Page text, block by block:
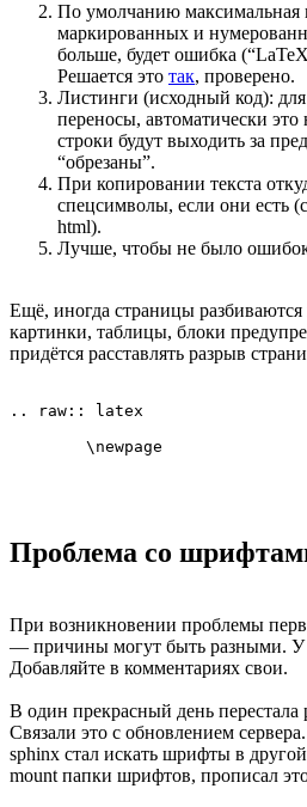
По умолчанию максимальная
маркированных и
больше, будет ошибка
Решается это так, проверено.
Листинги (исходный код):
переносы, автоматически
строки будут выходить за
“обрезаны”.
При копировании текста
спецсимволы, если они есть
html).
Лучше, чтобы не было ошибок
Ещё, иногда страницы разбиваются
картинки, таблицы, блоки
придётся расставлять разрыв
.. raw:: latex
	\newpage
Проблема со
При возникновении проблемы
— причины могут быть разными. У
Добавляйте в комментариях свои.
В один прекрасный день перестала
Связали это с обновлением
sphinx стал искать шрифты в
mount папки шрифтов, прописал это